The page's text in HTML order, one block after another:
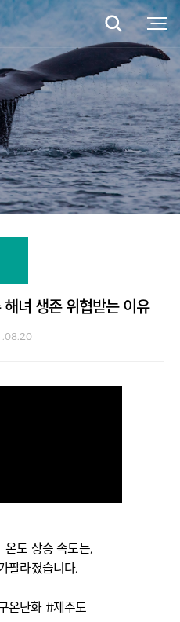
녀 생존 위협받는 이유
도 상승 속도는,
팔라졌습니다.
온난화 #제주도